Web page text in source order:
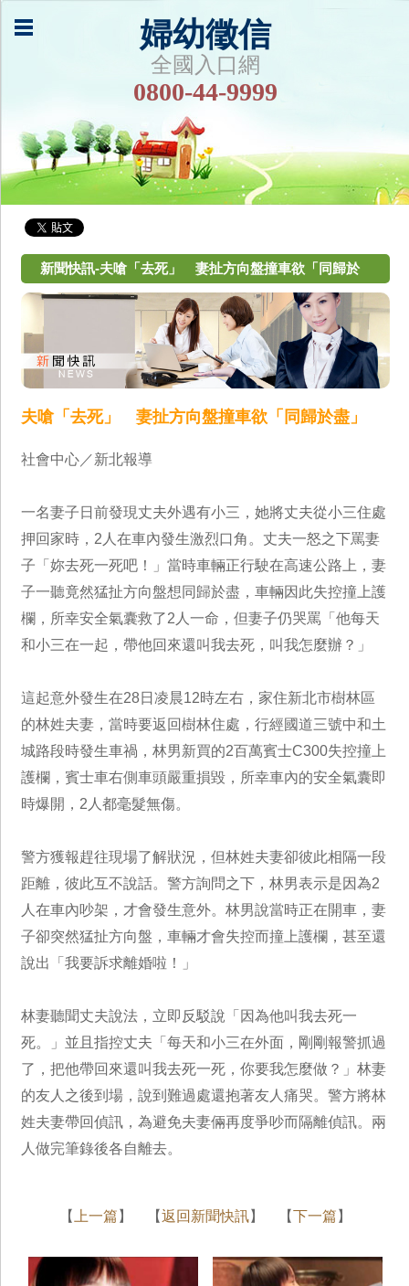
婦幼徵信
全國入口網
0800-44-9999
新聞快訊-夫嗆「去死」 妻扯方向盤撞車欲「同歸於
盡」
夫嗆「去死」 妻扯方向盤撞車欲「同歸於盡」
社會中心／新北報導
一名妻子日前發現丈夫外遇有小三，她將丈夫從小三住處
押回家時，2人在車內發生激烈口角。丈夫一怒之下罵妻
子「妳去死一死吧！」當時車輛正行駛在高速公路上，妻
子一聽竟然猛扯方向盤想同歸於盡，車輛因此失控撞上護
欄，所幸安全氣囊救了2人一命，但妻子仍哭罵「他每天
和小三在一起，帶他回來還叫我去死，叫我怎麼辦？」
這起意外發生在28日凌晨12時左右，家住新北市樹林區
的林姓夫妻，當時要返回樹林住處，行經國道三號中和土
城路段時發生車禍，林男新買的2百萬賓士C300失控撞上
護欄，賓士車右側車頭嚴重損毀，所幸車內的安全氣囊即
時爆開，2人都毫髮無傷。
警方獲報趕往現場了解狀況，但林姓夫妻卻彼此相隔一段
距離，彼此互不說話。警方詢問之下，林男表示是因為2
人在車內吵架，才會發生意外。林男說當時正在開車，妻
子卻突然猛扯方向盤，車輛才會失控而撞上護欄，甚至還
說出「我要訴求離婚啦！」
林妻聽聞丈夫說法，立即反駁說「因為他叫我去死一
死。」並且指控丈夫「每天和小三在外面，剛剛報警抓過
了，把他帶回來還叫我去死一死，你要我怎麼做？」林妻
的友人之後到場，說到難過處還抱著友人痛哭。警方將林
姓夫妻帶回偵訊，為避免夫妻倆再度爭吵而隔離偵訊。兩
人做完筆錄後各自離去。
【 上一篇 】 【返回新聞快訊】 【下一篇 】